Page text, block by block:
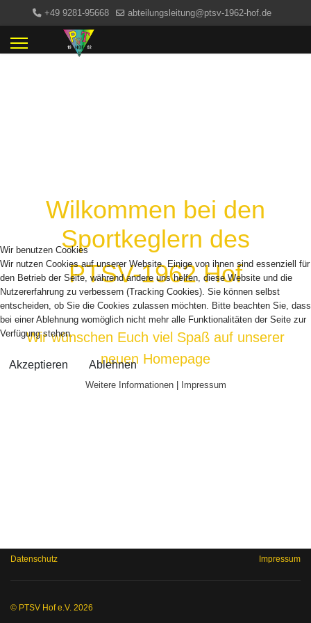
+49 9281-95668 abteilungsleitung@ptsv-1962-hof.de
Wilkommen bei den
Sportkeglern des
PTSV-1962 Hof
Wirwünschen Euch viel Spaß auf unserer
neuen Homepage
Datenschutz Impressum
© PTSV Hof e.V. 2026
Wir benutzen Cookies
Wir nutzen Cookies auf unserer Website. Einige von ihnen sind essenziell für
den Betrieb der Seite, während andere uns helfen, diese Website und die
Nutzererfahrung zu verbessern (Tracking Cookies). Sie können selbst
entscheiden, ob Sie die Cookies zulassen möchten. Bitte beachten Sie, dass
bei einer Ablehnung womöglich nicht mehr alle Funktionalitäten der Seite zur
Verfügung stehen.
Akzeptieren Ablehnen
Weitere Informationen| Impressum